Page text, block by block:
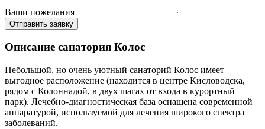
Ваши пожелания
Отправить заявку
Описание санатория Колос
Небольшой, но очень уютный санаторий Колос имеет
выгодное расположение (находится в центре Кисловодска,
рядом с Колоннадой, в двух шагах от входа в курортный
парк). Лечебно-диагностическая база оснащена современной
аппаратурой, используемой для лечения широкого спектра
заболеваний.